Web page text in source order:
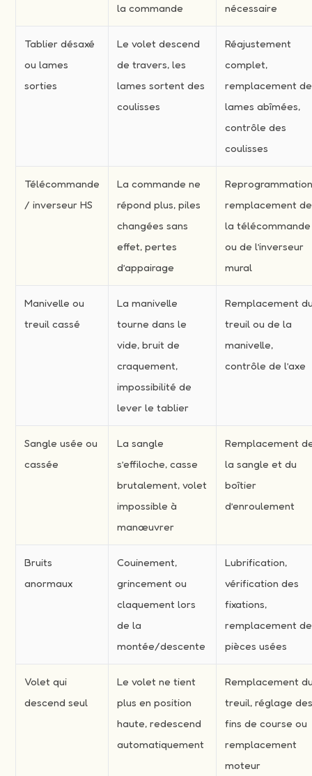
la commande
nécessaire
Tablier désaxé
ou lames
sorties
Le volet descend
de travers, les
lames sortent des
coulisses
Réajustement
complet,
remplacement de
lames abîmées,
contrôle des
coulisses
Télécommande
/ inverseur HS
La commande ne
répond plus, piles
changées sans
effet, pertes
d’appairage
remplacement de
la télécommande
ou de l’inverseur
mural
Manivelle ou
treuil cassé
La manivelle
tourne dans le
vide, bruit de
craquement,
impossibilité de
lever le tablier
Remplacement
treuil ou de la
manivelle,
contrôle de l’axe
Sangle usée ou
cassée
La sangle
s’effiloche, casse
brutalement, volet
impossible à
manœuvrer
Remplacement
la sangle et du
boîtier
d’enroulement
Bruits
anormaux
Couinement,
grincement ou
claquement lors
de la
montée/descente
Lubrification,
vérification des
fixations,
remplacement de
pièces usées
Volet qui
descend seul
Le volet ne tient
plus en position
haute, redescend
automatiquement
Remplacement
treuil, réglage
fins de course ou
remplacement
moteur